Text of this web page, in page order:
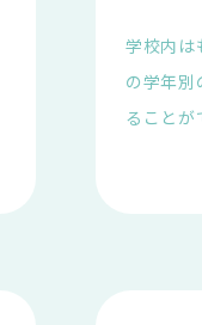
学校内は
の学年別
ることが